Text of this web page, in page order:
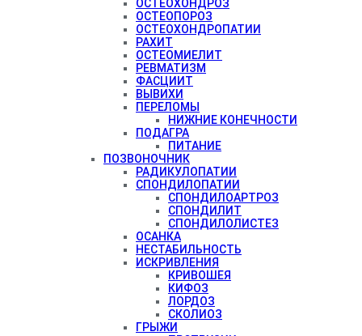
ОСТЕОХОНДРОЗ
ОСТЕОПОРОЗ
ОСТЕОХОНДРОПАТИИ
РАХИТ
ОСТЕОМИЕЛИТ
РЕВМАТИЗМ
ФАСЦИИТ
ВЫВИХИ
ПЕРЕЛОМЫ
НИЖНИЕ КОНЕЧНОСТИ
ПОДАГРА
ПИТАНИЕ
ПОЗВОНОЧНИК
РАДИКУЛОПАТИИ
СПОНДИЛОПАТИИ
СПОНДИЛОАРТРОЗ
СПОНДИЛИТ
СПОНДИЛОЛИСТЕЗ
ОСАНКА
НЕСТАБИЛЬНОСТЬ
ИСКРИВЛЕНИЯ
КРИВОШЕЯ
КИФОЗ
ЛОРДОЗ
СКОЛИОЗ
ГРЫЖИ